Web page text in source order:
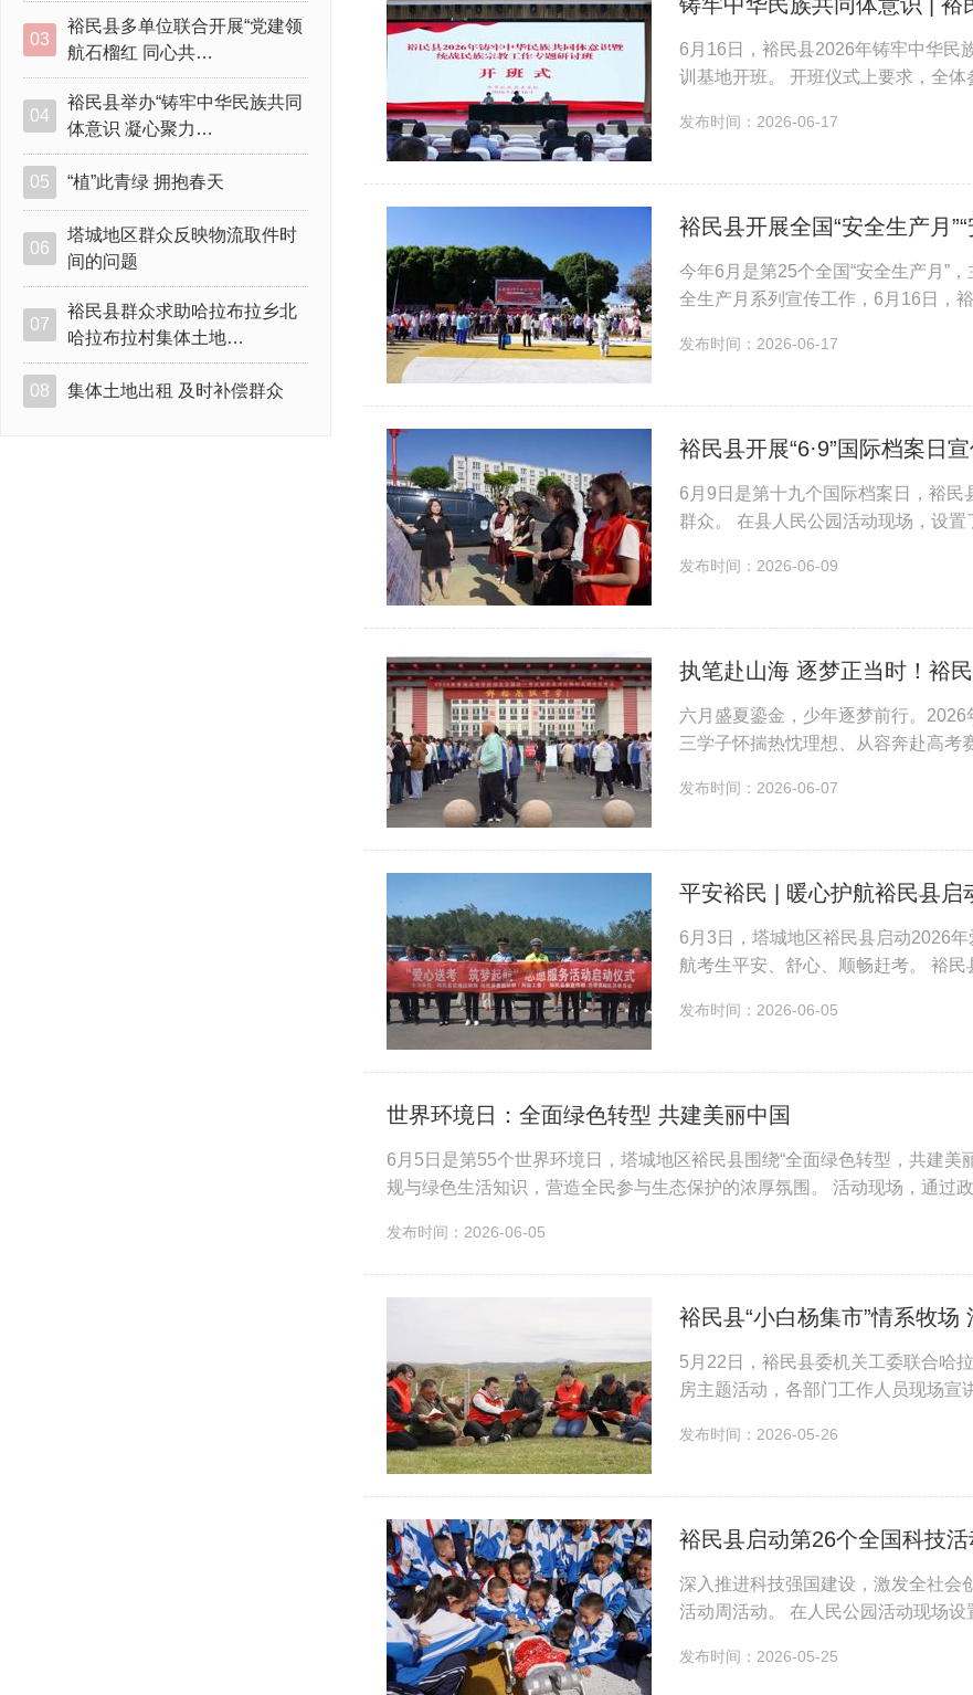
03
裕民县多单位联合开展“党建领
航石榴红 同心共…
04
裕民县举办“铸牢中华民族共同
体意识 凝心聚力…
05 “植”此青绿 拥抱春天
06
塔城地区群众反映物流取件时
间的问题
07
裕民县群众求助哈拉布拉乡北
哈拉布拉村集体土地…
08 集体土地出租 及时补偿群众
6月16日，裕民县2026年铸牢中华民
训基地开班。 开班仪式上要求，全
果转化为工作实...
发布时间：2026-06-17
裕民县开展全国“安全生产月
今年6月是第25个全国“安全生产月”
全生产月系列宣传工作，6月16日，
场科普讲解、救援装备展示等多种
救能力...
发布时间：2026-06-17
裕民县开展“6·9”国际档案日
6月9日是第十九个国际档案日，裕民
群众。 在县人民公园活动现场，设
讲解档案...
发布时间：2026-06-09
执笔赴山海 逐梦正当时！裕
六月盛夏鎏金，少年逐梦前行。
三学子怀揣热忱理想、从容奔赴高考
门口朝气满满、秩...
发布时间：2026-06-07
平安裕民 | 暖心护航裕民县启
6月3日，塔城地区裕民县启动2026
航考生平安、舒心、顺畅赶考。 裕
高考运输保障工...
发布时间：2026-06-05
世界环境日：全面绿色转型 共建美丽中国
6月5日是第55个世界环境日，塔城地区裕民县围绕“全面绿色转型，共建
规与绿色生活知识，营造全民参与生态保护的浓厚氛围。 活动现场，通
发布时间：2026-06-05
裕民县“小白杨集市”情系牧场
5月22日，裕民县委机关工委联合哈
房主题活动，各部门工作人员现场宣
项惠民福利...
发布时间：2026-05-26
裕民县启动第26个全国科技活
深入推进科技强国建设，激发全社会
活动周活动。 在人民公园活动现场
放农业科普宣...
发布时间：2026-05-25